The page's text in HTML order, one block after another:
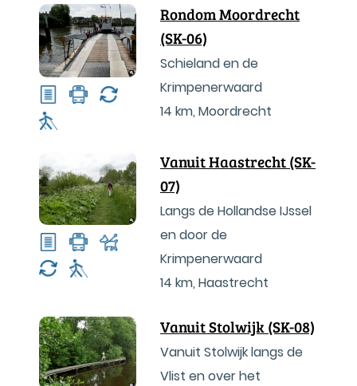
Rondom Moordrecht
(SK-06)
Schieland en de
Krimpenerwaard
14 km, Moordrecht
Vanuit Haastrecht (SK-
07)
Langs de Hollandse IJssel
en door de
Krimpenerwaard
14 km, Haastrecht
Vanuit Stolwijk (SK-08)
Vanuit Stolwijk langs de
Vlist en over het